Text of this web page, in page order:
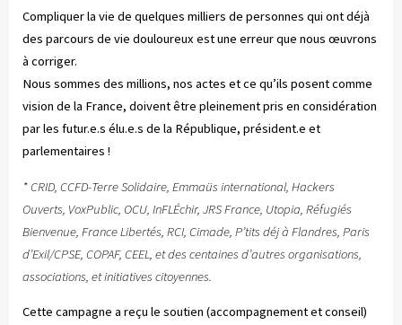
Compliquer la vie de quelques milliers de personnes qui ont déjà
des parcours de vie douloureux est une erreur que nous œuvrons
à corriger.
Nous sommes des millions, nos actes et ce qu’ils posent comme
vision de la France, doivent être pleinement pris en considération
par les futur.e.s élu.e.s de la République, président.e et
parlementaires !
* CRID, CCFD-Terre Solidaire, Emmaüs international, Hackers
Ouverts, VoxPublic, OCU, InFLÉchir, JRS France, Utopia, Réfugiés
Bienvenue, France Libertés, RCI, Cimade, P’tits déj à Flandres, Paris
d’Exil/CPSE, COPAF, CEEL, et des centaines d’autres organisations,
associations, et initiatives citoyennes.
Cette campagne a reçu le soutien (accompagnement et conseil)